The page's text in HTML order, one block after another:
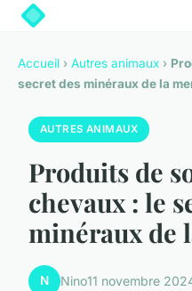
Accueil › Autres animaux ›
secret des minéraux de la
AUTRES ANIMAUX
Produits de
chevaux : le
minéraux de
N Nino11 novembre